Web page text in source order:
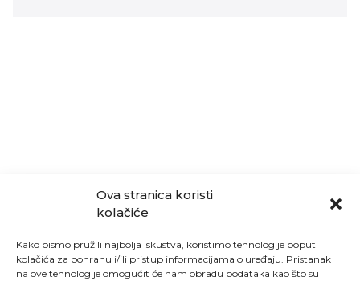
Ova stranica koristi
kolačiće
Kako bismo pružili najbolja iskustva, koristimo tehnologije poput
kolačića za pohranu i/ili pristup informacijama o uređaju. Pristanak
na ove tehnologije omogućit će nam obradu podataka kao što su